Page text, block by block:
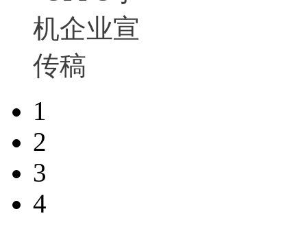
1
2
3
4